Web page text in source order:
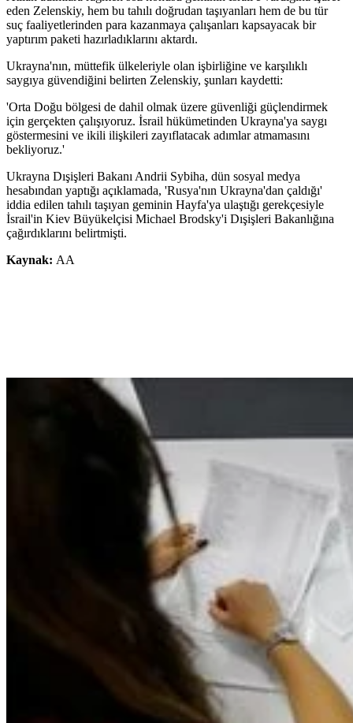
eden Zelenskiy, hem bu tahılı doğrudan taşıyanları hem de bu tür
suç faaliyetlerinden para kazanmaya çalışanları kapsayacak bir
yaptırım paketi hazırladıklarını aktardı.
Ukrayna'nın, müttefik ülkeleriyle olan işbirliğine ve karşılıklı
saygıya güvendiğini belirten Zelenskiy, şunları kaydetti:
'Orta Doğu bölgesi de dahil olmak üzere güvenliği güçlendirmek
için gerçekten çalışıyoruz. İsrail hükümetinden Ukrayna'ya saygı
göstermesini ve ikili ilişkileri zayıflatacak adımlar atmamasını
bekliyoruz.'
Ukrayna Dışişleri Bakanı Andrii Sybiha, dün sosyal medya
hesabından yaptığı açıklamada, 'Rusya'nın Ukrayna'dan çaldığı'
iddia edilen tahılı taşıyan geminin Hayfa'ya ulaştığı gerekçesiyle
İsrail'in Kiev Büyükelçisi Michael Brodsky'i Dışişleri Bakanlığına
çağırdıklarını belirtmişti.
Kaynak: AA